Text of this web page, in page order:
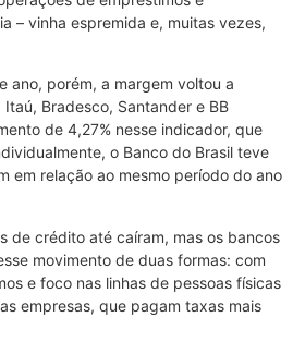
– vinha espremida e, muitas vezes,
ano, porém, a margem voltou a
Bradesco, Santander e BB
de 4,27% nesse indicador, que
o Banco do Brasil teve
em relação ao mesmo período do ano
de crédito até caíram, mas os bancos
movimento de duas formas: com
e foco nas linhas de pessoas físicas
empresas, que pagam taxas mais